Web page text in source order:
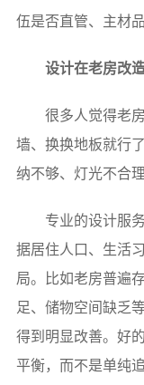
伍是否直管、主材
设计在老房改
很多人觉得老
墙、换换地板就行
纳不够、灯光不合
专业的设计服
据居住人口、生活
局。比如老房普遍
足、储物空间缺乏
得到明显改善。好
平衡，而不是单纯追